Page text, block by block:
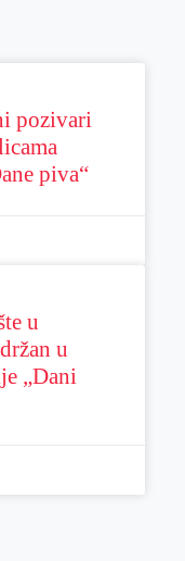
pozivari
piva“
u
u
„Dani